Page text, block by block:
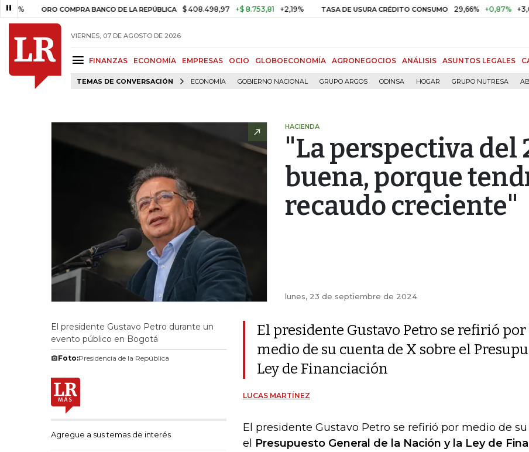
ORO COMPRA BANCO DE LA REPÚBLICA $ 408.498,97 +$ 8.753,81 +2,19% TASA DE USURA CRÉDITO CONSUMO 29,66% +0,87% +3,02%
VIERNES, 07 DE AGOSTO DE 2026
FINANZAS ECONOMÍA EMPRESAS OCIO GLOBOECONOMÍA AGRONEGOCIOS ANÁLISIS ASUNTOS LEGALES
TEMAS DE CONVERSACIÓN ECONOMÍA GOBIERNO NACIONAL GRUPO ARGOS ODINSA HOGAR GRUPO NUTRESA
HACIENDA
"La perspectiva del
buena, porque
recaudo creciente"
lunes, 23 de septiembre de 2024
El presidente Gustavo Petro durante un
evento público en Bogotá
Foto:Presidencia de la República
Agregue a sus temas de interés
El presidente Gustavo Petro se refirió por
medio de su cuenta de X sobre el
Ley de Financiación
LUCAS MARTÍNEZ
El presidente Gustavo Petro se refirió por medio de
el Presupuesto General de la Nación y la Ley de